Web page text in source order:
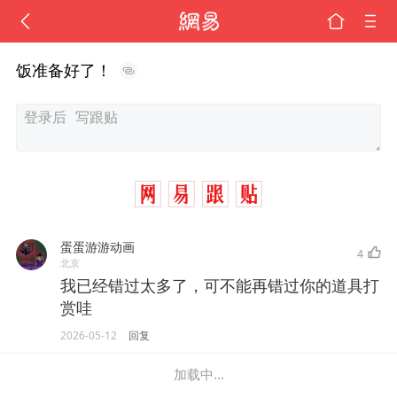
饭准备好了！
蛋蛋游游动画
北京
4
我已经错过太多了，可不能再错过你的道具打
赏哇
2026-05-12 回复
加载中...